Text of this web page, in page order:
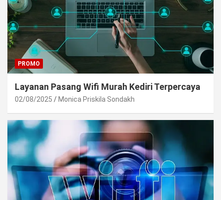
PROMO
Layanan Pasang Wifi Murah Kediri Terpercaya
02/08/2025 Monica Priskila Sondakh